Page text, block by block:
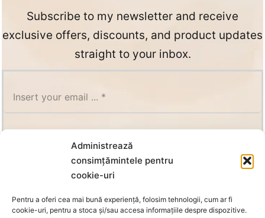
Administrează
consimțămintele pentru
cookie-uri
Pentru a oferi cea mai bună experiență, folosim tehnologii, cum ar fi
cookie-uri, pentru a stoca și/sau accesa informațiile despre dispozitive.
Subscribe to my newsletter and receive
exclusive offers, discounts, and product updates
straight to your inbox.
SUBSCRIBE